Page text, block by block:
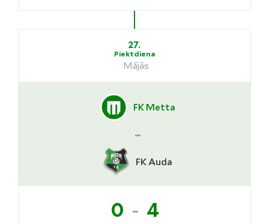
27.
Piektdiena
Mājās
FK Metta
-
FK Auda
0 - 4